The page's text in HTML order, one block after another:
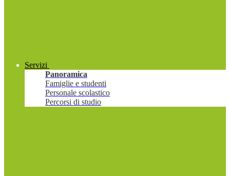
Servizi
Panoramica
Famiglie e studenti
Personale scolastico
Percorsi di studio